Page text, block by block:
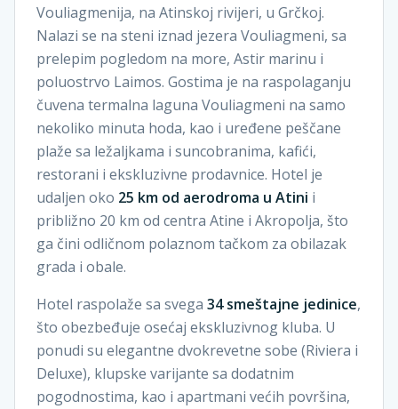
Vouliagmenija, na Atinskoj rivijeri, u Grčkoj.
Nalazi se na steni iznad jezera Vouliagmeni, sa
prelepim pogledom na more, Astir marinu i
poluostrvo Laimos. Gostima je na raspolaganju
čuvena termalna laguna Vouliagmeni na samo
nekoliko minuta hoda, kao i uređene peščane
plaže sa ležaljkama i suncobranima, kafići,
restorani i ekskluzivne prodavnice. Hotel je
udaljen oko 25 km od aerodroma u Atini i
približno 20 km od centra Atine i Akropolja, što
ga čini odličnom polaznom tačkom za obilazak
grada i obale.
Hotel raspolaže sa svega 34 smeštajne jedinice,
što obezbeđuje osećaj ekskluzivnog kluba. U
ponudi su elegantne dvokrevetne sobe (Riviera i
Deluxe), klupske varijante sa dodatnim
pogodnostima, kao i apartmani većih površina,